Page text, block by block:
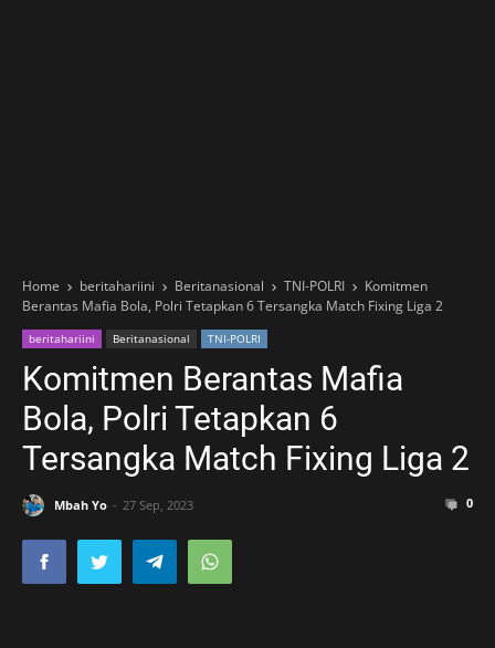
Home beritahariini Beritanasional TNI-POLRI
Komitmen
Berantas Mafia Bola, Polri Tetapkan 6 Tersangka Match Fixing Liga 2
beritahariini Beritanasional TNI-POLRI
Komitmen Berantas Mafia
Bola, Polri Tetapkan 6
Tersangka Match Fixing Liga 2
Mbah Yo 27 Sep, 2023 0